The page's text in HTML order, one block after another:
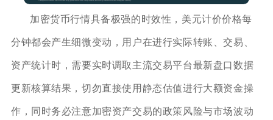
加密货币行情具备极强的时效性，美元计价价格每
分钟都会产生细微变动，用户在进行实际转账、交易、
资产统计时，需要实时调取主流交易平台最新盘口数据
更新核算结果，切勿直接使用静态估值进行大额资金操
作，同时务必注意加密资产交易的政策风险与市场波动